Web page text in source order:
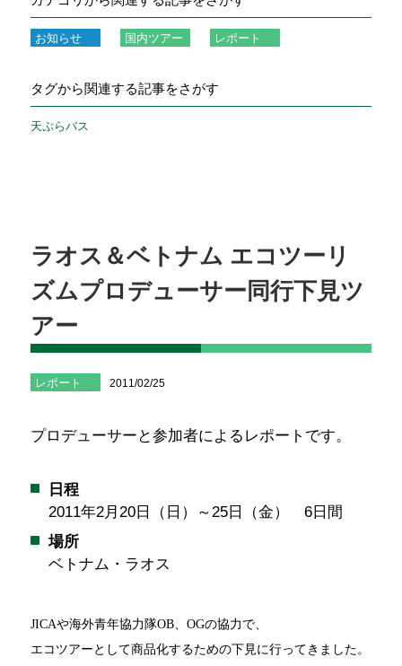
お知らせ 国内ツアー レポート
タグから関連する記事をさがす
天ぷらバス
ラオス＆ベトナム エコツーリ
ズムプロデューサー同行下見ツ
アー
レポート 2011/02/25
プロデューサーと参加者によるレポートです。
日程
2011年2月20日（日）～25日（金） 6日間
場所
ベトナム・ラオス
JICAや海外青年協力隊OB、OGの協力で、
エコツアーとして商品化するための下見に行ってきました。